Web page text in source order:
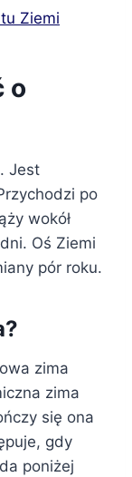
Ziemi
o
Jest
po
wokół
Oś Ziemi
pór roku.
zima
zima
się ona
gdy
poniżej